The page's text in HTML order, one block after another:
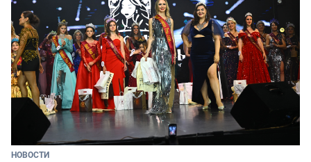
НОВОСТИ